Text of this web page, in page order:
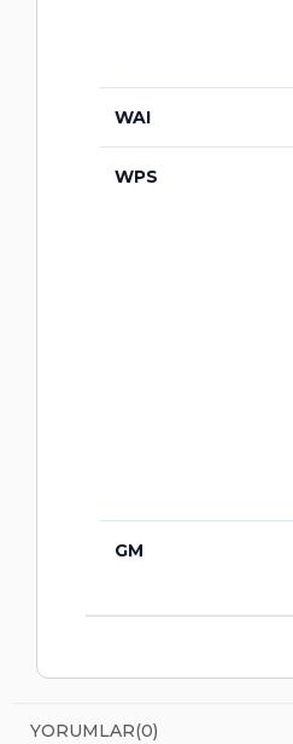
WAI
WPS
GM
YORUMLAR(0)